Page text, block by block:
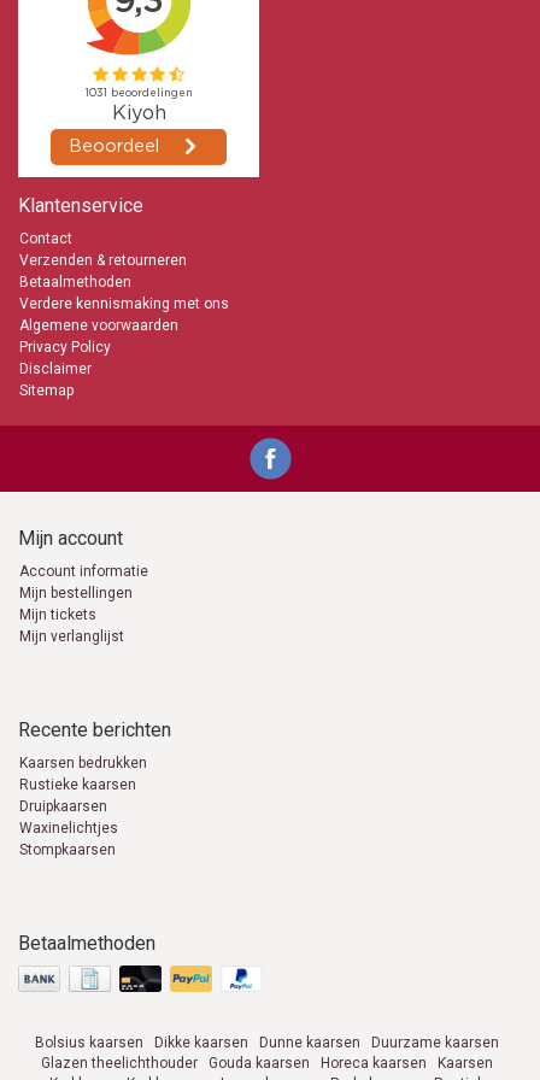
Klantenservice
Contact
Verzenden & retourneren
Betaalmethoden
Verdere kennismaking met ons
Algemene voorwaarden
Privacy Policy
Disclaimer
Sitemap
Mijn account
Account informatie
Mijn bestellingen
Mijn tickets
Mijn verlanglijst
Recente berichten
Kaarsen bedrukken
Rustieke kaarsen
Druipkaarsen
Waxinelichtjes
Stompkaarsen
Betaalmethoden
Bolsius kaarsen Dikke kaarsen Dunne kaarsen
Duurzame kaarsen
Glazen theelichthouder
Gouda kaarsen Horeca kaarsen
Kaarsen